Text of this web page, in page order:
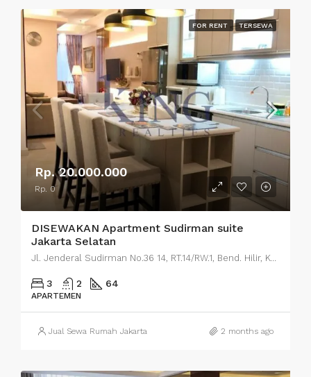
FOR RENT TERSEWA
Rp. 20.000.000
Rp. 0
DISEWAKAN Apartment Sudirman suite
Jakarta Selatan
Jl. Jenderal Sudirman No.36 14, RT.14/RW.1, Bend. Hilir, Kecamatan Tanah Abang, Kota Jakarta Pusat, Daerah Khusus Ibukota Jakarta 10210
3 2 64
APARTEMEN
Jual Sewa Rumah Jakarta 2 months ago